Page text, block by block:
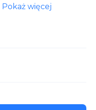
Pokaż więcej